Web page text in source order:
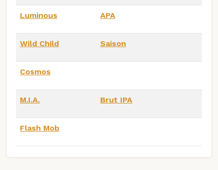
Luminous APA
Wild Child Saison
Cosmos
M.I.A. Brut IPA
Flash Mob